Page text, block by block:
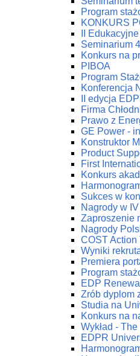
Program
KONKURS
II
Seminarium
Konkurs na
PIBOA
Program
Konferencja
II edycja
Firma
Prawo z
GE Power -
Konstruktor
Product
First
Konkurs
Sukces w
Nagrody w
Zaproszenie
Nagrody
COST Action
Wyniki
Premiera
Program
EDP
Zrób dyplom
Studia na
Konkurs na
Wykład -
EDPR